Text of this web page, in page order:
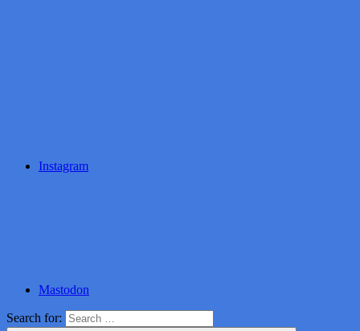
Instagram
Mastodon
Search for: